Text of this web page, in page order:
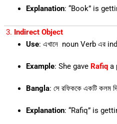
Explanation: “Book” is
3. Indirect Object
Use: এখানে noun Verb এর
Example: She gave Rafiqa
Bangla: সে রফিককে একটি কলম
Explanation: “Rafiq” is